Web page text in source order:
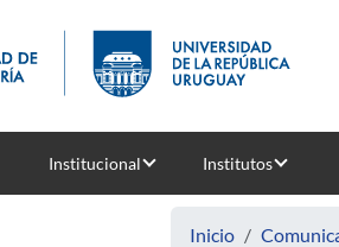
Institucional Institutos
Inicio